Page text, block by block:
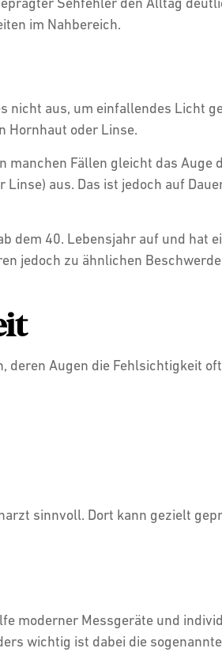
im Nahbereich.
nicht aus, um einfallendes Licht
Hornhaut oder Linse.
Fällen gleicht das Auge
aus. Das ist jedoch auf
dem 40. Lebensjahr auf und hat
jedoch zu ähnlichen
Augen die Fehlsichtigkeit
sinnvoll. Dort kann gezielt
moderner Messgeräte und
wichtig ist dabei die sogenannte